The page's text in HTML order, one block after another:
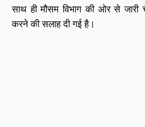
साथ ही मौसम विभाग की ओर से जारी
करने की सलाह दी गई है।